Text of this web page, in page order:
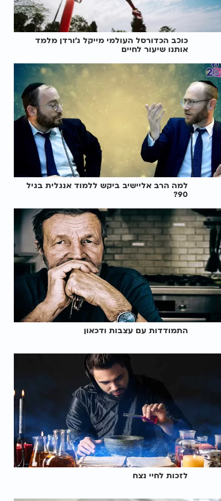
כוכב הכדורסל העולמי מייקל ג’ורדן מלמד
אותנו שיעור לחיים
למה הרב אליישיב ביקש ללמוד אנגלית בגיל
90?
התמודדות עם עצבות ודכאון
לזכות לחיי נצח